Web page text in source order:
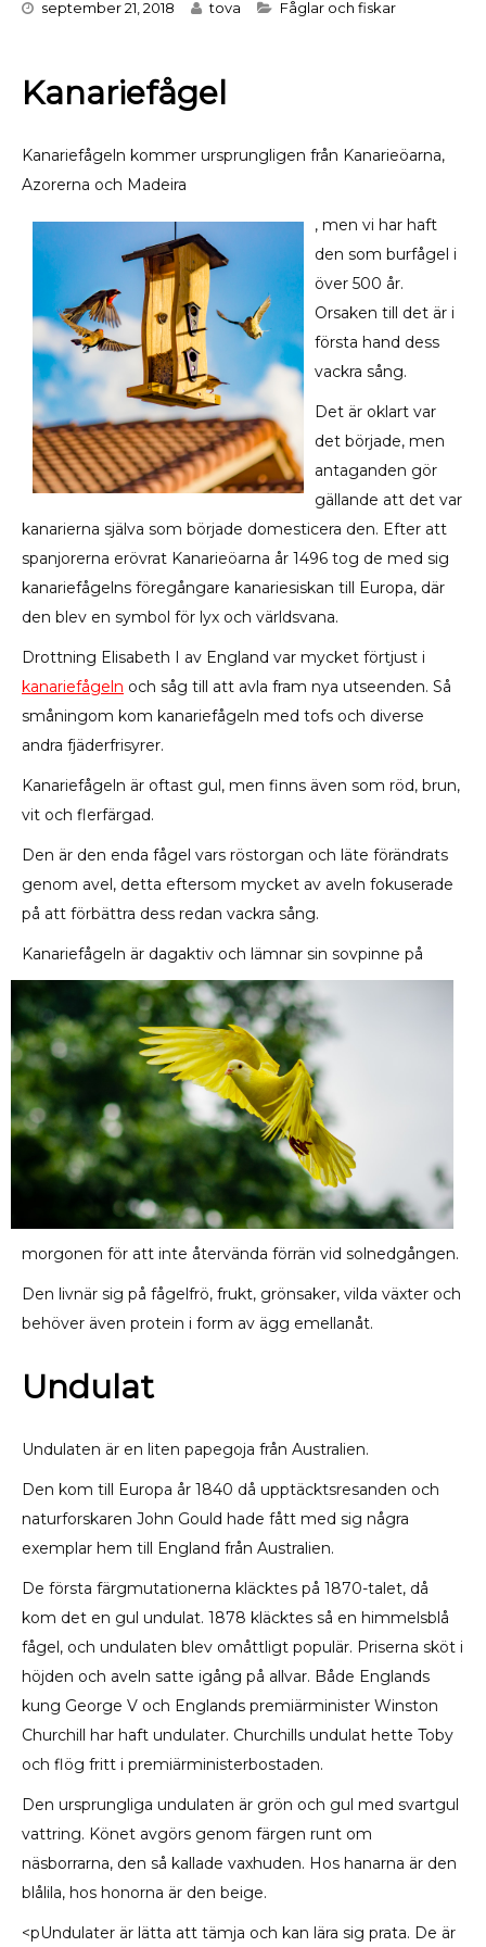
september 21, 2018 tova Categories
Fåglar och fiskar
Kanariefågel
Kanariefågeln kommer ursprungligen från Kanarieöarna,
Azorerna och Madeira
, men vi har haft
den som burfågel i
över 500 år.
Orsaken till det är i
första hand dess
vackra sång.
Det är oklart var
det började, men
antaganden gör
gällande att det var
kanarierna själva som började domesticera den. Efter att
spanjorerna erövrat Kanarieöarna år 1496 tog de med sig
kanariefågelns föregångare kanariesiskan till Europa, där
den blev en symbol för lyx och världsvana.
Drottning Elisabeth I av England var mycket förtjust i
kanariefågeln och såg till att avla fram nya utseenden. Så
småningom kom kanariefågeln med tofs och diverse
andra fjäderfrisyrer.
Kanariefågeln är oftast gul, men finns även som röd, brun,
vit och flerfärgad.
Den är den enda fågel vars röstorgan och läte förändrats
genom avel, detta eftersom mycket av aveln fokuserade
på att förbättra dess redan vackra sång.
Kanariefågeln är dagaktiv och lämnar sin sovpinne på
morgonen för att inte återvända förrän vid solnedgången.
Den livnär sig på fågelfrö, frukt, grönsaker, vilda växter och
behöver även protein i form av ägg emellanåt.
Undulat
Undulaten är en liten papegoja från Australien.
Den kom till Europa år 1840 då upptäcktsresanden och
naturforskaren John Gould hade fått med sig några
exemplar hem till England från Australien.
De första färgmutationerna kläcktes på 1870-talet, då
kom det en gul undulat. 1878 kläcktes så en himmelsblå
fågel, och undulaten blev omåttligt populär. Priserna sköt i
höjden och aveln satte igång på allvar. Både Englands
kung George V och Englands premiärminister Winston
Churchill har haft undulater. Churchills undulat hette Toby
och flög fritt i premiärministerbostaden.
Den ursprungliga undulaten är grön och gul med svartgul
vattring. Könet avgörs genom färgen runt om
näsborrarna, den så kallade vaxhuden. Hos hanarna är den
blålila, hos honorna är den beige.
<pUndulater är lätta att tämja och kan lära sig prata. De är